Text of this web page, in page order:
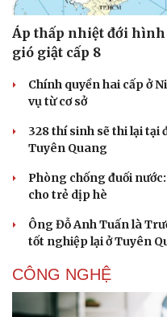
Áp thấp nhiệt đới
gió giật cấp 8
Chính quyền hai cấp ở
vụ từ cơ sở
328 thí sinh sẽ thi lại tại
Tuyên Quang
Phòng chống đuối
cho trẻ dịp hè
Ông Đỗ Anh Tuấn là
tốt nghiệp lại ở Tuyên
CÔNG NGHỆ